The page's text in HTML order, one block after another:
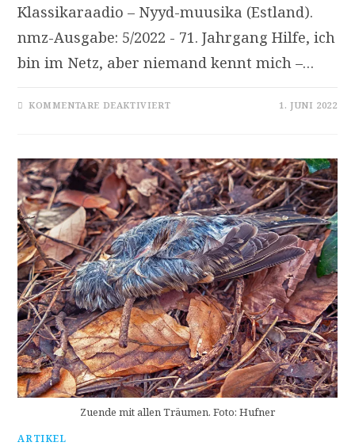
Klassikaraadio – Nyyd-muusika (Estland).
nmz-Ausgabe: 5/2022 - 71. Jahrgang Hilfe, ich
bin im Netz, aber niemand kennt mich –…
KOMMENTARE DEAKTIVIERTFÜR
2022/05
1. JUNI 2022
Zuende mit allen Träumen. Foto: Hufner
ARTIKEL